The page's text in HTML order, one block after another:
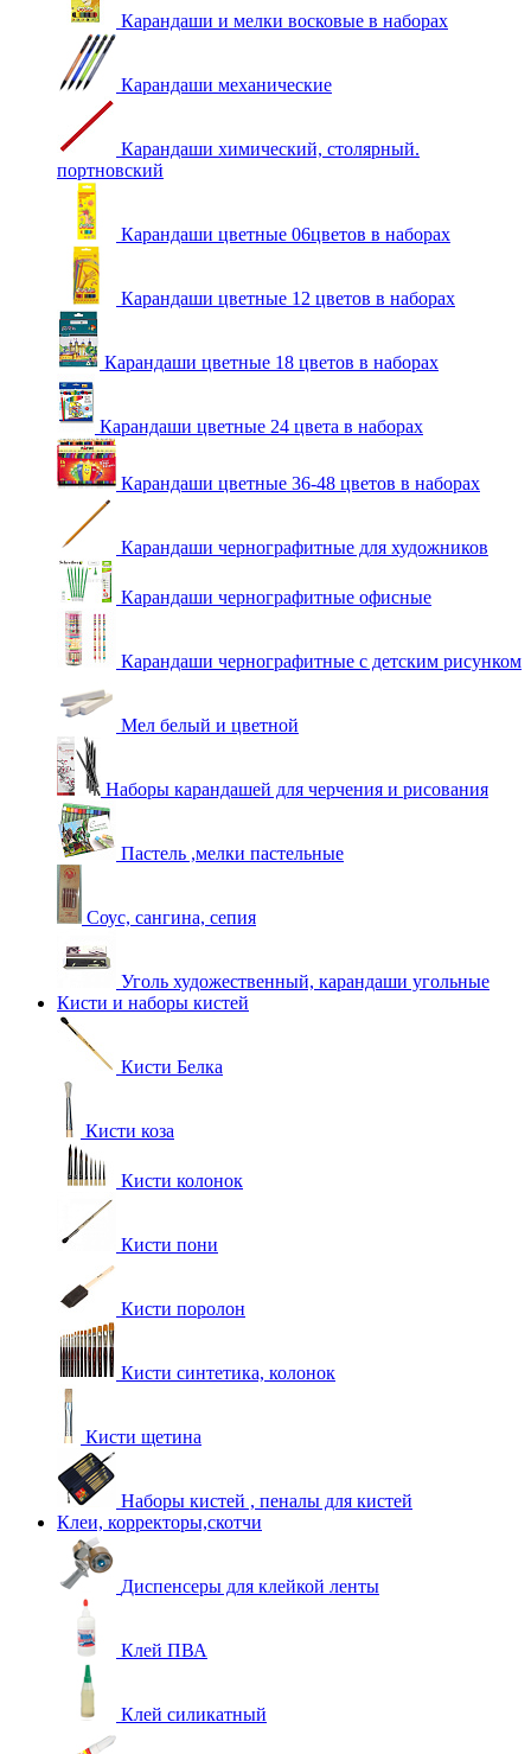
Карандаши и мелки восковые в наборах
Карандаши механические
Карандаши химический, столярный.
портновский
Карандаши цветные 06цветов в наборах
Карандаши цветные 12 цветов в наборах
Карандаши цветные 18 цветов в наборах
Карандаши цветные 24 цвета в наборах
Карандаши цветные 36-48 цветов в наборах
Карандаши чернографитные для художников
Карандаши чернографитные офисные
Карандаши чернографитные с детским рисунком
Мел белый и цветной
Наборы карандашей для черчения и рисования
Пастель ,мелки пастельные
Соус, сангина, сепия
Уголь художественный, карандаши угольные
Кисти и наборы кистей
Кисти Белка
Кисти коза
Кисти колонок
Кисти пони
Кисти поролон
Кисти синтетика, колонок
Кисти щетина
Наборы кистей , пеналы для кистей
Клеи, корректоры,скотчи
Диспенсеры для клейкой ленты
Клей ПВА
Клей силикатный